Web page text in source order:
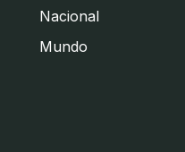
Nacional
Mundo